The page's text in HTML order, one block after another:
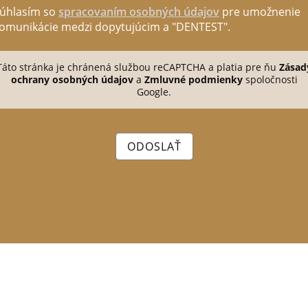
so spracovaním osobných údajov pre umožnenie
medzi dopytujúcim a "DENTEST".
stránka je chránená službou reCAPTCHA a platia pre ňu
ochrany osobných údajova Zmluvné podmienky spoločnosti
Google.